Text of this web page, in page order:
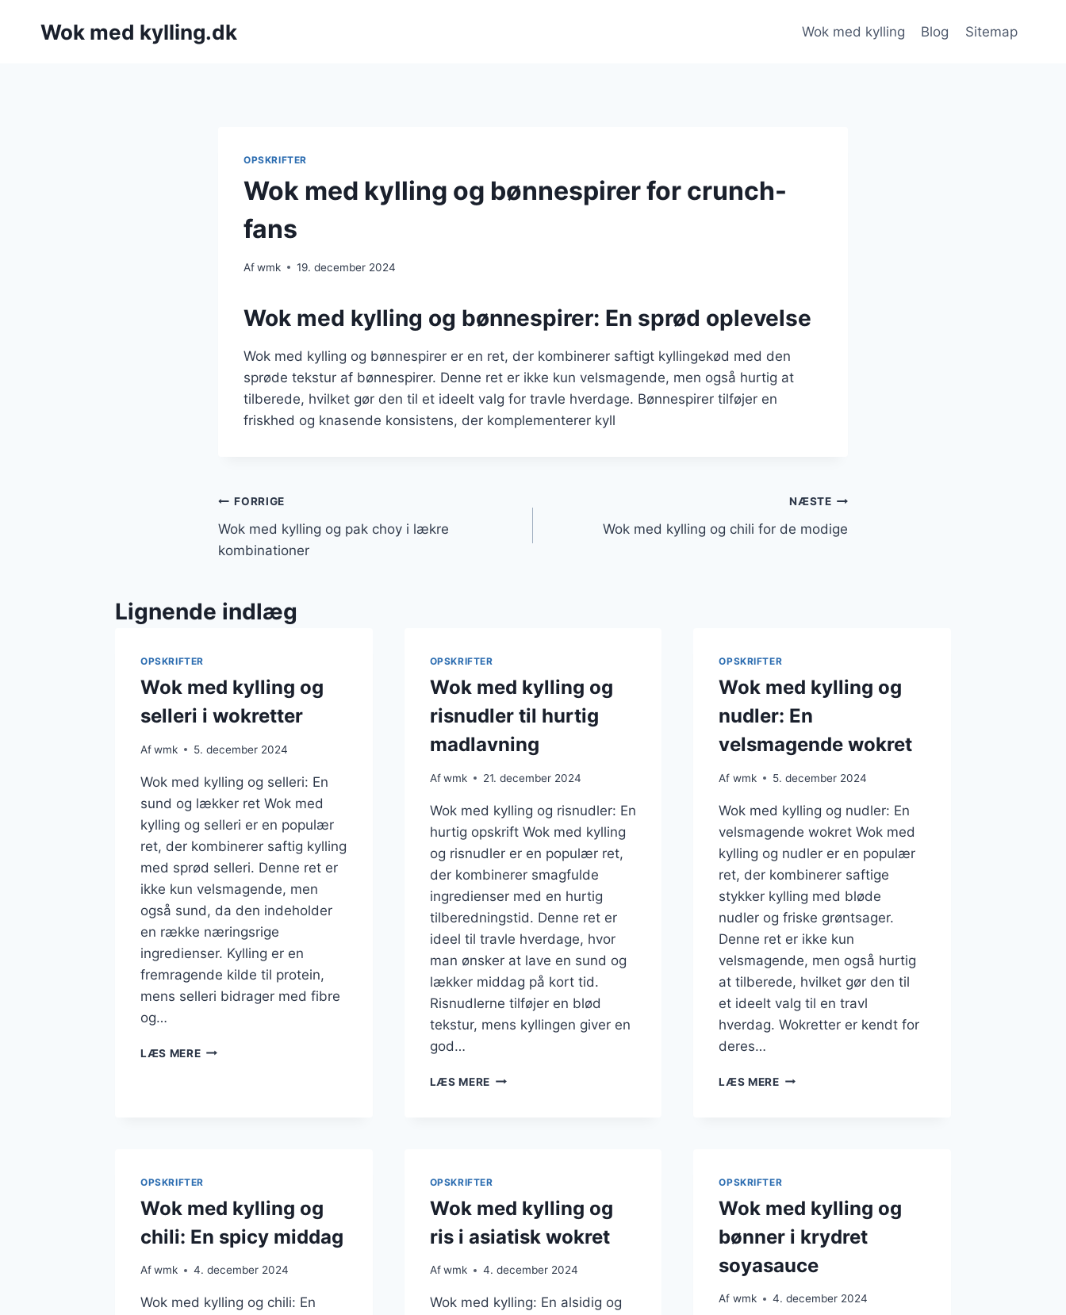
Wok med kylling.dk Wok med kylling Blog Sitemap
OPSKRIFTER
Wok med kylling og bønnespirer for crunch-
fans
Afwmk 19. december 2024
Wok med kylling og bønnespirer: En sprød oplevelse
Wok med kylling og bønnespirer er en ret, der kombinerer saftigt kyllingekød med den
sprøde tekstur af bønnespirer. Denne ret er ikke kun velsmagende, men også hurtig at
tilberede, hvilket gør den til et ideelt valg for travle hverdage. Bønnespirer tilføjer en
friskhed og knasende konsistens, der komplementerer kyll
Indlægsnavigation
FORRIGE
Wok med kylling og pak choy i lækre
kombinationer
NÆSTE
Wok med kylling og chili for de modige
Lignende indlæg
OPSKRIFTER
Wok med kylling og
selleri i wokretter
Afwmk 5. december 2024
Wok med kylling og selleri: En
sund og lækker ret Wok med
kylling og selleri er en populær
ret, der kombinerer saftig kylling
med sprød selleri. Denne ret er
ikke kun velsmagende, men
også sund, da den indeholder
en række næringsrige
ingredienser. Kylling er en
fremragende kilde til protein,
mens selleri bidrager med fibre
og…
LÆS MEREWOK
OPSKRIFTER
Wok med kylling og
risnudler til hurtig
madlavning
Af wmk 21. december 2024
Wok med kylling og risnudler: En
hurtig opskrift Wok med kylling
og risnudler er en populær ret,
der kombinerer smagfulde
ingredienser med en hurtig
tilberedningstid. Denne ret er
ideel til travle hverdage, hvor
man ønsker at lave en sund og
lækker middag på kort tid.
Risnudlerne tilføjer en blød
tekstur, mens kyllingen giver en
god…
LÆS MERE WOK
HURTIG
OPSKRIFTER
Wok med kylling og
nudler: En
velsmagende wokret
Af wmk 5. december 2024
Wok med kylling og nudler: En
velsmagende wokret Wok med
kylling og nudler er en populær
ret, der kombinerer saftige
stykker kylling med bløde
nudler og friske grøntsager.
Denne ret er ikke kun
velsmagende, men også hurtig
at tilberede, hvilket gør den til
et ideelt valg til en travl
hverdag. Wokretter er kendt for
deres…
LÆS MEREWOK
VELSMAGENDE
OPSKRIFTER
Wok med kylling og
chili: En spicy middag
Afwmk 4. december 2024
Wok med kylling og chili: En
OPSKRIFTER
Wok med kylling og
ris i asiatisk wokret
Af wmk 4. december 2024
Wok med kylling: En alsidig og
OPSKRIFTER
Wok med kylling og
bønner i krydret
soyasauce
Af wmk 4. december 2024